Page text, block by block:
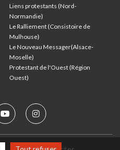
Liens protestants (Nord-
Normandie)
Le Ralliement (Consistoire de
Mulhouse)
Le Nouveau Messager(Alsace-
Moselle)
Protestant de l'Ouest (Région
Ouest)